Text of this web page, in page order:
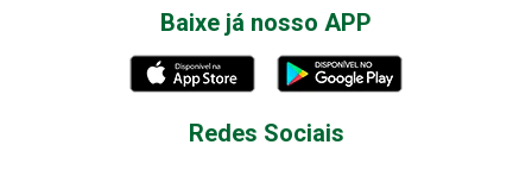
Baixe já nosso APP
Redes Sociais